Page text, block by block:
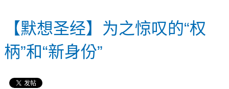
【默想圣经】为之惊叹的“权
柄”和“新身份”